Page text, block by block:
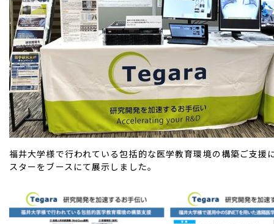
福井大学様で行われている包括的な医学教育環境の構築ご支援
スターをブースにて展示しました。